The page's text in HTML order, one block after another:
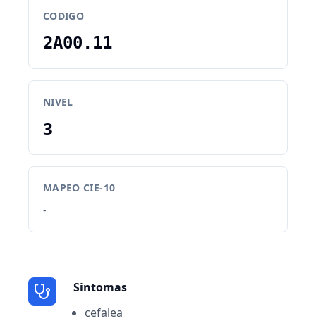
CODIGO
2A00.11
NIVEL
3
MAPEO CIE-10
-
Sintomas
cefalea